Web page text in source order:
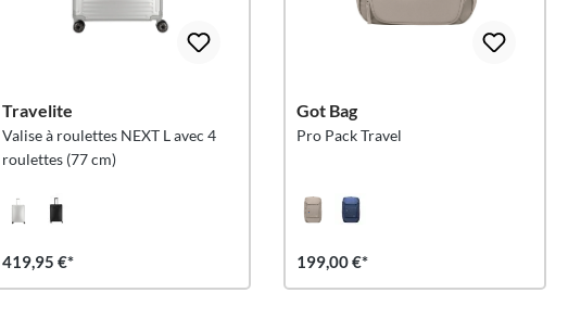
Travelite
Valise à roulettes NEXT L avec 4
roulettes (77 cm)
419,95 €*
Got Bag
Pro Pack Travel
199,00 €*